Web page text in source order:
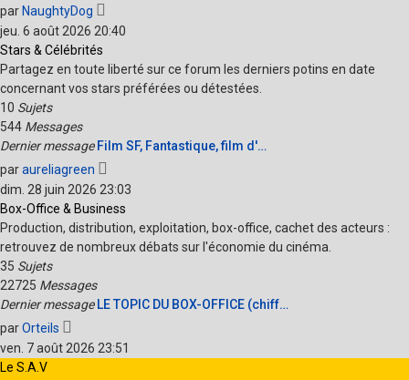
par NaughtyDog
le
message
jeu. 6 août 2026 20:40
Stars & Célébrités
Partagez en toute liberté sur ce forum les derniers potins en date
concernant vos stars préférées ou détestées.
10 Sujets
544 Messages
Dernier message Film SF, Fantastique, film d'…
paraureliagreen
le
message
dim. 28 juin 2026 23:03
Box-Office & Business
Production, distribution, exploitation, box-office, cachet des acteurs :
retrouvez de nombreux débats sur l'économie du cinéma.
35 Sujets
22725 Messages
Dernier message LE TOPIC DU BOX-OFFICE (chiff…
parOrteils
le
dernier
ven. 7 août 2026 23:51
Le S.A.V